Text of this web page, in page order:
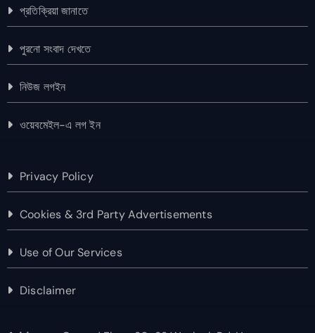
প্রতিক্রিয়া জানাতে
পুরনো সংবাদ দেখতে
নিউজ লগইন
ওয়েবমেইল-এ লগ ইন
Privacy Policy
Cookies & 3rd Party Advertisements
Use of Our Services
Disclaimer